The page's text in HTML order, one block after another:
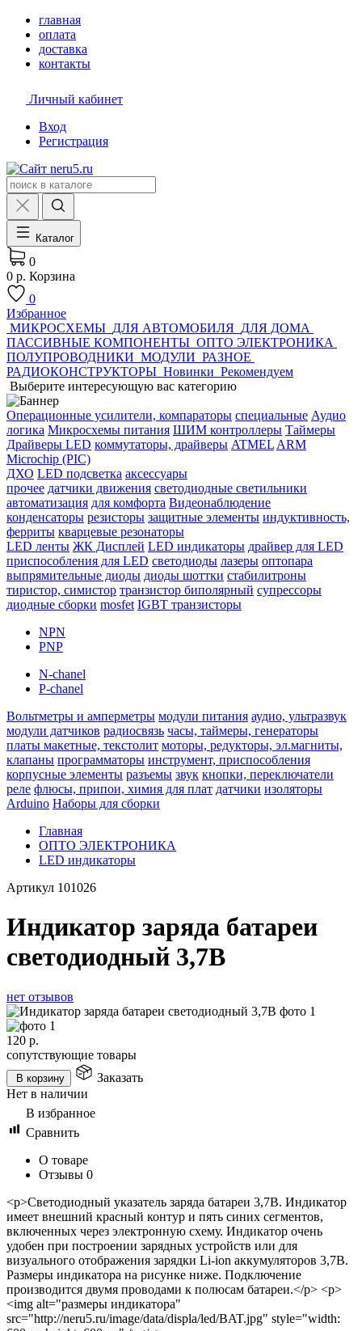
главная
оплата
доставка
контакты
Личный кабинет
Вход
Регистрация
Каталог
0
0 р. Корзина
0
Избранное
МИКРОСХЕМЫ ДЛЯ АВТОМОБИЛЯ ДЛЯ ДОМА
ПАССИВНЫЕ КОМПОНЕНТЫ ОПТО ЭЛЕКТРОНИКА
ПОЛУПРОВОДНИКИ МОДУЛИ РАЗНОЕ
РАДИОКОНСТРУКТОРЫ Новинки Рекомендуем
Выберите интересующую вас категорию
Операционные усилители, компараторы специальные Аудио
логика Микросхемы питания ШИМ контроллеры Таймеры
Драйверы LED коммутаторы, драйверы ATMEL ARM
Microchip (PIC)
ДХО LED подсветка аксессуары
прочее датчики движения светодиодные светильники
автоматизация для комфорта Видеонаблюдение
конденсаторы резисторы защитные элементы индуктивность,
ферриты кварцевые резонаторы
LED ленты ЖК Дисплей LED индикаторы драйвер для LED
приспособления для LED светодиоды лазеры оптопара
выпрямительные диоды диоды шоттки стабилитроны
тиристор, симистор транзистор биполярный супрессоры
диодные сборки mosfet IGBT транзисторы
NPN
PNP
N-chanel
P-chanel
Вольтметры и амперметры модули питания аудио, ультразвук
модули датчиков радиосвязь часы, таймеры, генераторы
платы макетные, текстолит моторы, редукторы, эл.магниты,
клапаны программаторы инструмент, приспособления
корпусные элементы разъемы звук кнопки, переключатели
реле флюсы, припои, химия для плат датчики изоляторы
Arduino Наборы для сборки
Главная
ОПТО ЭЛЕКТРОНИКА
LED индикаторы
Артикул 101026
Индикатор заряда батареи
светодиодный 3,7В
нет отзывов
120 р.
сопутствующие товары
В корзину
Заказать
Нет в наличии
В избранное
Сравнить
О товаре
Отзывы 0
<p>Светодиодный указатель заряда батареи 3,7В. Индикатор
имеет внешний красный контур и пять синих сегментов,
включенных через электронную схему. Индикатор очень
удобен при построении зарядных устройств или для
визуального отображения зарядки Li-ion аккумуляторов 3,7В.
Размеры индикатора на рисунке ниже. Подключение
производится двумя проводами к полюсам батареи.</p> <p>
<img alt="размеры индикатора"
src="http://neru5.ru/image/data/displa/led/BAT.jpg" style="width: